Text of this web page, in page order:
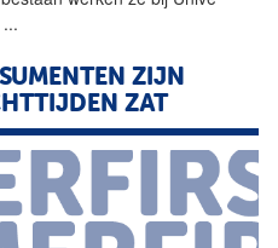
...
ZIJN
ZAT